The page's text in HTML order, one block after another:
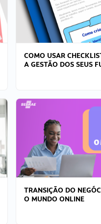
COMO USAR
A GESTÃO DOS SEUS
TRANSIÇÃO DO
O MUNDO ONLINE